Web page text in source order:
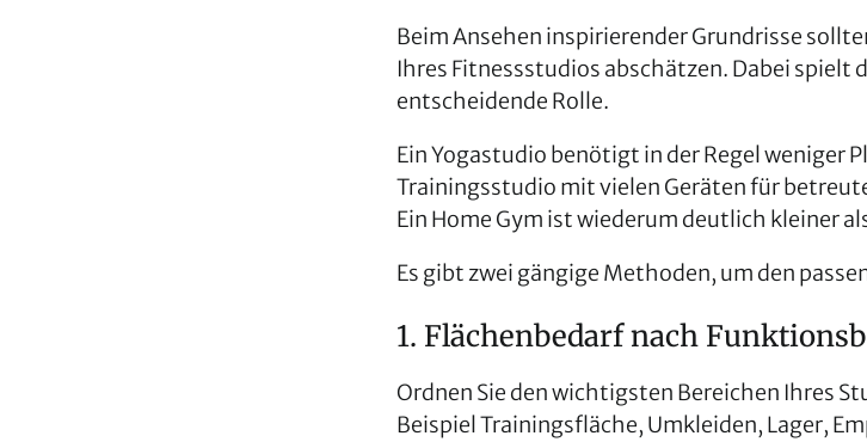
Beim Ansehen inspirierender Grundrisse
Ihres Fitnessstudios abschätzen. Dabei spielt
entscheidende Rolle.
Ein Yogastudio benötigt in der Regel weniger
Trainingsstudio mit vielen Geräten für
Ein Home Gym ist wiederum deutlich kleiner
Es gibt zwei gängige Methoden, um den
1. Flächenbedarf nach
Ordnen Sie den wichtigsten Bereichen Ihres
Beispiel Trainingsfläche, Umkleiden, Lager,